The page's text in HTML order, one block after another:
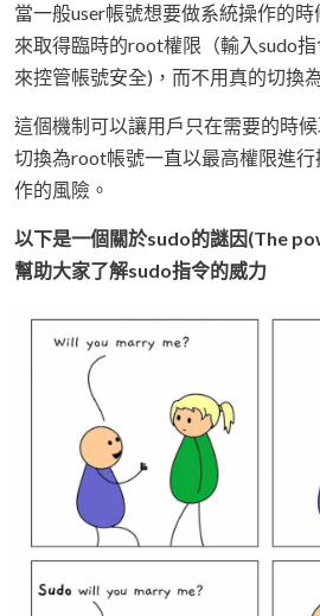
當一般user帳號想要做系統操作的
來取得臨時的root權限（輸入sudo
來控管帳號安全)，而不用真的切換
這個機制可以讓用戶只在需要的時
切換為root帳號一直以最高權限進
作的風險。
以下是一個關於sudo的謎因(The
幫助大家了解sudo指令的威力